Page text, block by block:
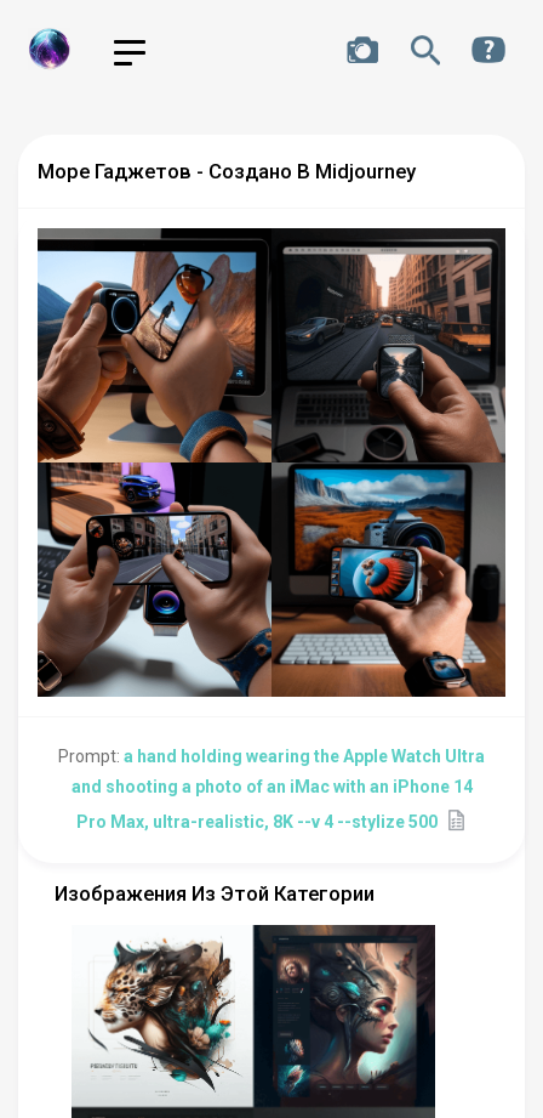
Море Гаджетов - Создано В Midjourney
Prompt: a hand holding wearing the Apple Watch Ultra
and shooting a photo of an iMac with an iPhone 14
Pro Max, ultra-realistic, 8K --v 4 --stylize 500
Изображения Из Этой Категории